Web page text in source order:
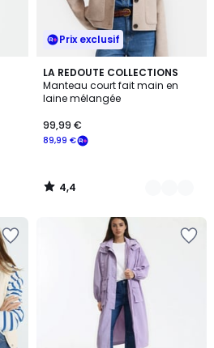
Prix exclusif
LA REDOUTE COLLECTIONS
Manteau court fait main en
laine mélangée
89,99 €
99,99 €
4,4
/ 5
2
Couleurs
4,4
/